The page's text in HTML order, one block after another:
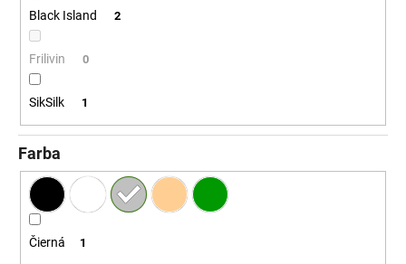
Black Island 2
Frilivin 0
SikSilk 1
Farba
Čierná 1
m